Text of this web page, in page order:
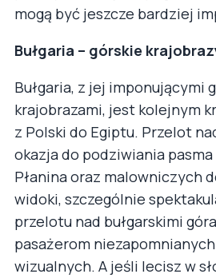
mogą być jeszcze bardziej
Bułgaria – górskie
Bułgaria, z jej imponującymi
krajobrazami, jest kolejnym
z Polski do Egiptu. Przelot
okazja do podziwiania
Płanina oraz malowniczych
widoki, szczególnie
przelotu nad bułgarskimi
pasażerom
wizualnych. A jeśli lecisz w